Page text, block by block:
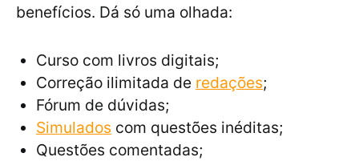
benefícios. Dá só uma olhada:
Curso com livros digitais;
Correção ilimitada de redações;
Fórum de dúvidas;
Simulados com questões inéditas;
Questões comentadas;